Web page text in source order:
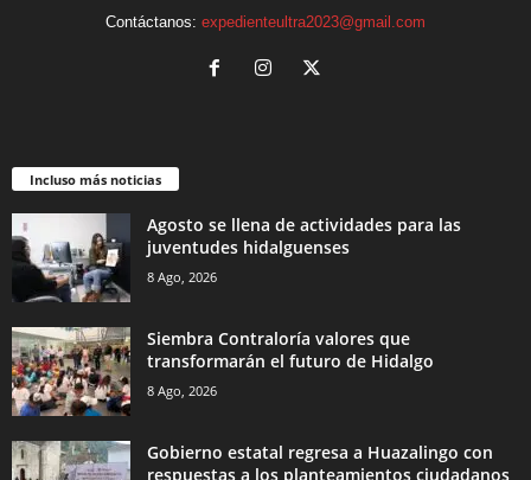
Contáctanos: expedienteultra2023@gmail.com
Incluso más noticias
Agosto se llena de actividades para las
juventudes hidalguenses
8 Ago, 2026
Siembra Contraloría valores que
transformarán el futuro de Hidalgo
8 Ago, 2026
Gobierno estatal regresa a Huazalingo con
respuestas a los planteamientos ciudadanos